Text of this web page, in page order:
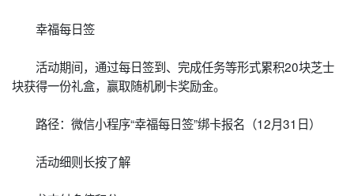
幸福每日签
活动期间，通过每日签到、完成任务等形式累积20块芝士
块获得一份礼盒，赢取随机刷卡奖励金。
路径：微信小程序“幸福每日签”绑卡报名（12月31日）
活动细则长按了解